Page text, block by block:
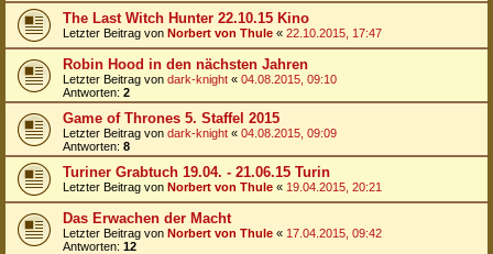
The Last Witch Hunter 22.10.15 Kino
Letzter Beitrag von Norbert von Thule « 22.10.2015, 17:47
Robin Hood in den nächsten Jahren
Letzter Beitrag von dark-knight « 04.08.2015, 09:10
Antworten: 2
Game of Thrones 5. Staffel 2015
Letzter Beitrag von dark-knight « 04.08.2015, 09:09
Antworten: 8
Turiner Grabtuch 19.04. - 21.06.15 Turin
Letzter Beitrag von Norbert von Thule « 19.04.2015, 20:21
Das Erwachen der Macht
Letzter Beitrag von Norbert von Thule « 17.04.2015, 09:42
Antworten: 12